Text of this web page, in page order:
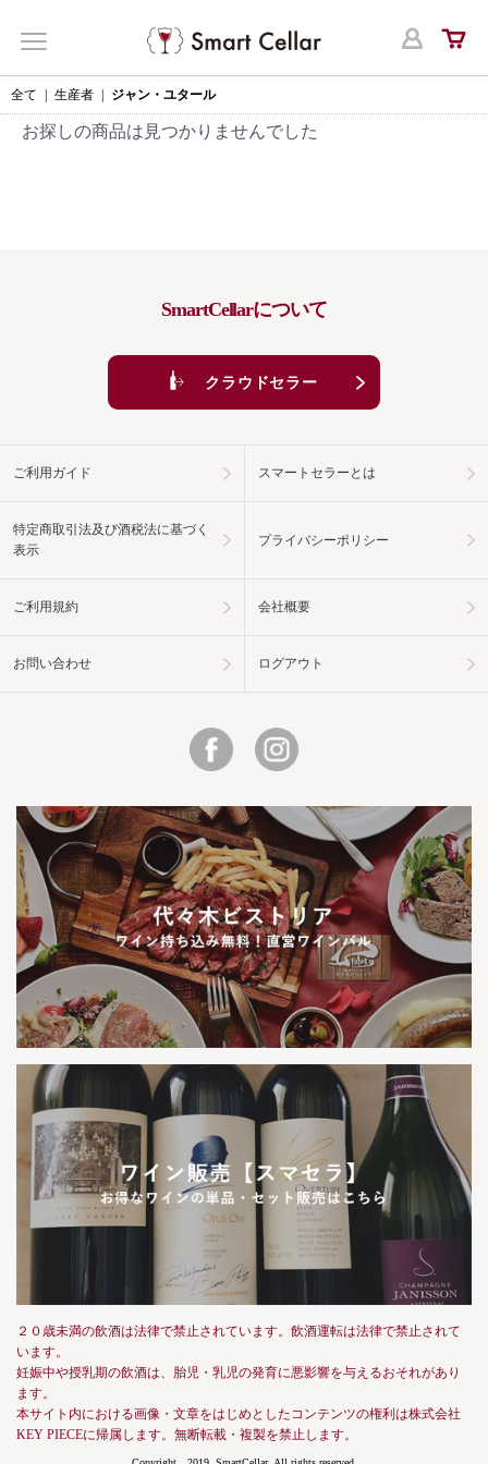
ロ
全て 生産者 ジャン・ユタール
お探しの商品は見つかりませんでした
SmartCellarについて
クラウドセラー
ご利用ガイド スマートセラーとは
特定商取引法及び酒税法に基づく
表示
プライバシーポリシー
ご利用規約 会社概要
お問い合わせ ログアウト
Facebook
２０歳未満の飲酒は法律で禁止されています。飲酒運転は法律で禁止されて
います。
妊娠中や授乳期の飲酒は、胎児・乳児の発育に悪影響を与えるおそれがあり
ます。
本サイト内における画像・文章をはじめとしたコンテンツの権利は株式会社
KEY PIECEに帰属します。無断転載・複製を禁止します。